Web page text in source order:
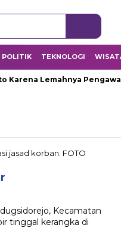
POLITIK TEKNOLOGI
Lemahnya
Kecamatan
tinggal kerangka di